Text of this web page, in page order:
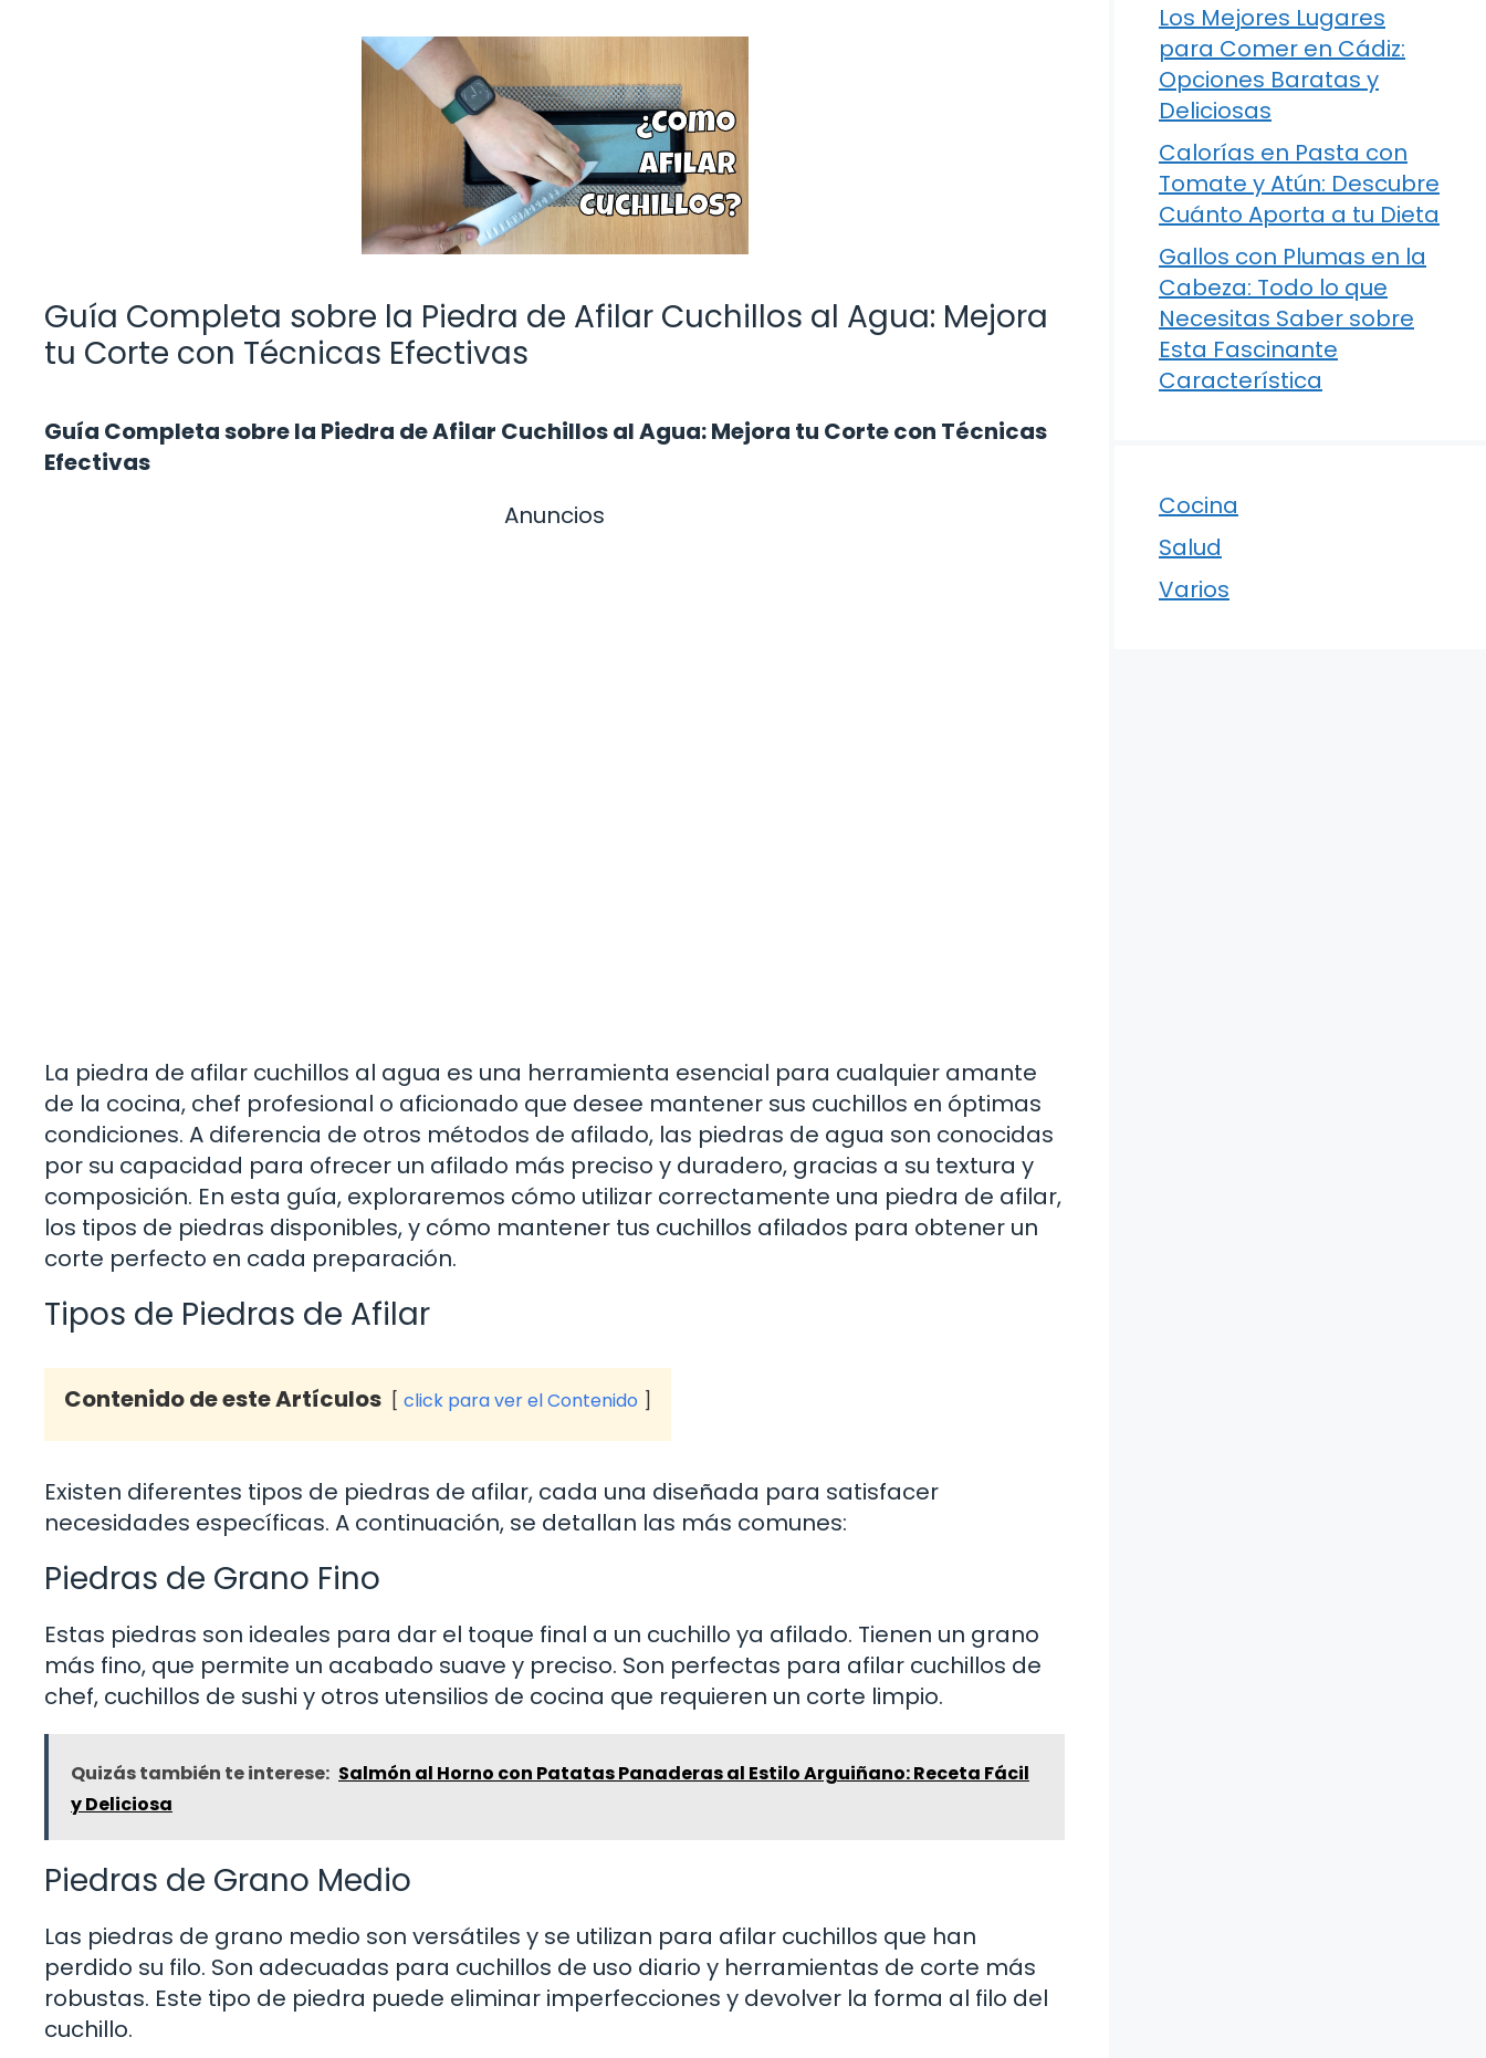
Guía Completa sobre la Piedra de Afilar Cuchillos al Agua: Mejora
tu Corte con Técnicas Efectivas
Guía Completa sobre la Piedra de Afilar Cuchillos al Agua: Mejora tu Corte con Técnicas
Efectivas
Anuncios
La piedra de afilar cuchillos al agua es una herramienta esencial para cualquier amante
de la cocina, chef profesional o aficionado que desee mantener sus cuchillos en óptimas
condiciones. A diferencia de otros métodos de afilado, las piedras de agua son conocidas
por su capacidad para ofrecer un afilado más preciso y duradero, gracias a su textura y
composición. En esta guía, exploraremos cómo utilizar correctamente una piedra de afilar,
los tipos de piedras disponibles, y cómo mantener tus cuchillos afilados para obtener un
corte perfecto en cada preparación.
Tipos de Piedras de Afilar
Contenido de este Artículos click para ver el Contenido
Existen diferentes tipos de piedras de afilar, cada una diseñada para satisfacer
necesidades específicas. A continuación, se detallan las más comunes:
Piedras de Grano Fino
Estas piedras son ideales para dar el toque final a un cuchillo ya afilado. Tienen un grano
más fino, que permite un acabado suave y preciso. Son perfectas para afilar cuchillos de
chef, cuchillos de sushi y otros utensilios de cocina que requieren un corte limpio.
Quizás también te interese: Salmón al Horno con Patatas Panaderas al Estilo Arguiñano: Receta Fácil
y Deliciosa
Piedras de Grano Medio
Las piedras de grano medio son versátiles y se utilizan para afilar cuchillos que han
perdido su filo. Son adecuadas para cuchillos de uso diario y herramientas de corte más
robustas. Este tipo de piedra puede eliminar imperfecciones y devolver la forma al filo del
cuchillo.
Los Mejores Lugares
para Comer en Cádiz:
Opciones Baratas y
Deliciosas
Calorías en Pasta con
Tomate y Atún: Descubre
Cuánto Aporta a tu Dieta
Gallos con Plumas en la
Cabeza: Todo lo que
Necesitas Saber sobre
Esta Fascinante
Característica
Cocina
Salud
Varios